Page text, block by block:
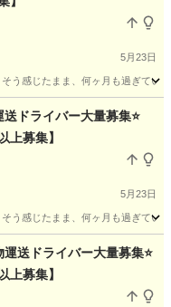
5月23日
う感じたまま、何ヶ月も過ぎて
送ドライバー大量募集⭐
上募集】
5月23日
う感じたまま、何ヶ月も過ぎて
運送ドライバー大量募集⭐
上募集】